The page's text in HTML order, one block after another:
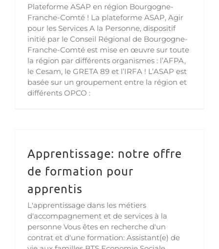
Plateforme ASAP en région Bourgogne-
Franche-Comté ! La plateforme ASAP, Agir
pour les Services A la Personne, dispositif
initié par le Conseil Régional de Bourgogne-
Franche-Comté est mise en œuvre sur toute
la région par différents organismes : l’AFPA,
le Cesam, le GRETA 89 et l’IRFA ! L’ASAP est
basée sur un groupement entre la région et
différents OPCO :
Apprentissage: notre offre
de formation pour
apprentis
L'apprentissage dans les métiers
d'accompagnement et de services à la
personne Vous êtes en recherche d'un
contrat et d'une formation: Assistant(e) de